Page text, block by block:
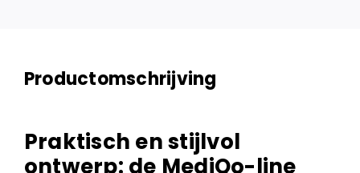
Productomschrijving
Praktisch en stijlvol
ontwerp: de MediQo-line